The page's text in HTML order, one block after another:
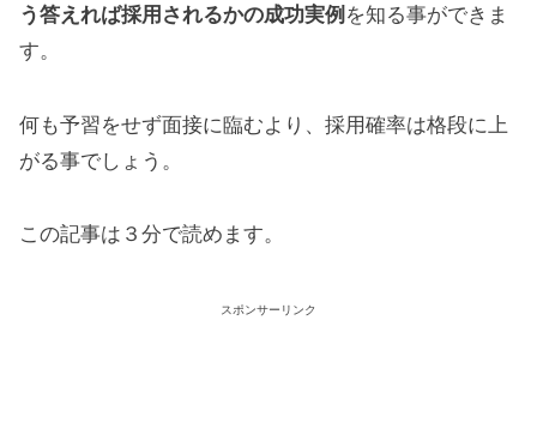
う答えれば採用されるかの成功実例 を知る事ができま
す。
何も予習をせず面接に臨むより、採用確率は格段に上
がる事でしょう。
この記事は３分で読めます。
スポンサーリンク